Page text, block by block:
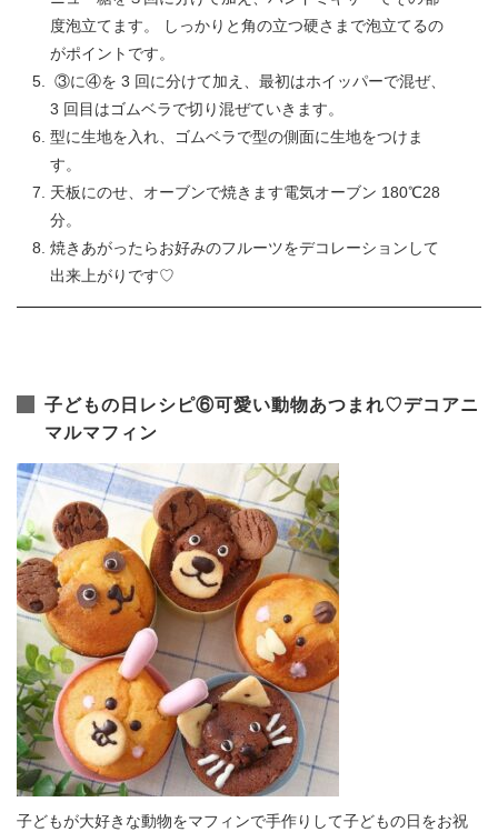
度泡立てます。 しっかりと角の立つ硬さまで泡立てるの
がポイントです。
③に④を 3 回に分けて加え、最初はホイッパーで混ぜ、
3 回目はゴムベラで切り混ぜていきます。
型に生地を入れ、ゴムベラで型の側面に生地をつけま
す。
天板にのせ、オーブンで焼きます電気オーブン 180℃28
分。
焼きあがったらお好みのフルーツをデコレーションして
出来上がりです♡
子どもの日レシピ⑥可愛い動物あつまれ♡デコアニ
マルマフィン
子どもが大好きな動物をマフィンで手作りして子どもの日をお祝